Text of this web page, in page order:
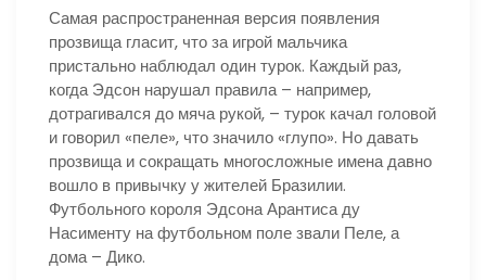
Самая распространенная версия появления
прозвища гласит, что за игрой мальчика
пристально наблюдал один турок. Каждый раз,
когда Эдсон нарушал правила – например,
дотрагивался до мяча рукой, – турок качал головой
и говорил «пеле», что значило «глупо». Но давать
прозвища и сокращать многосложные имена давно
вошло в привычку у жителей Бразилии.
Футбольного короля Эдсона Арантиса ду
Насименту на футбольном поле звали Пеле, а
дома – Дико.